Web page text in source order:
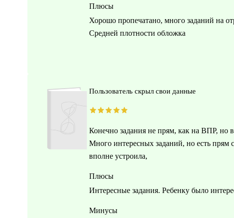
Плюсы
Хорошо пропечатано, много заданий на
Средней плотности обложка
Пользователь скрыл свои данные
Конечно задания не прям, как на ВПР, но
Много интересных заданий, но есть прям
вполне устроила,
Плюсы
Интересные задания. Ребенку было
Минусы